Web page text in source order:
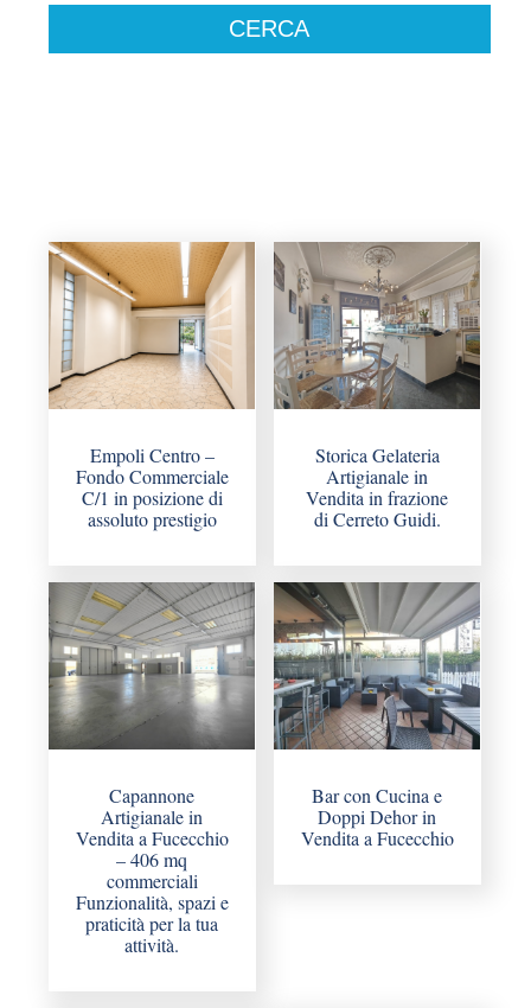
Empoli Centro –
Fondo Commerciale
C/1 in posizione di
assoluto prestigio
Storica Gelateria
Artigianale in
Vendita in frazione
di Cerreto Guidi.
Capannone
Artigianale in
Vendita a Fucecchio
– 406 mq
commerciali
Funzionalità, spazi e
praticità per la tua
attività.
Bar con Cucina e
Doppi Dehor in
Vendita a Fucecchio